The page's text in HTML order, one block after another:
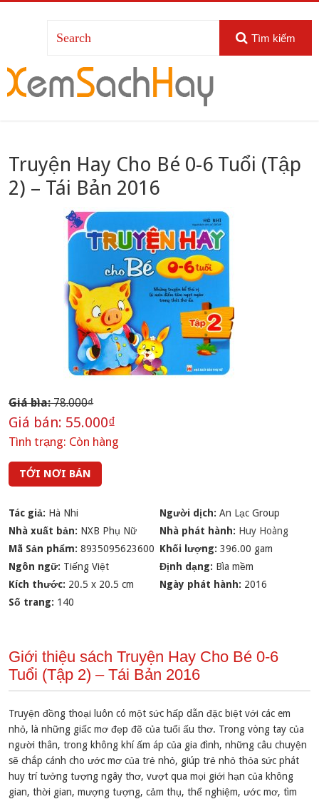
Tìm kiếm
Truyện Hay Cho Bé 0-6 Tuổi (Tập
2) – Tái Bản 2016
Giá bìa:78.000₫
Giá bán: 55.000₫
Tình trạng: Còn hàng
TỚI NƠI BÁN
Tác giả: Hà Nhi Người dịch: An Lạc Group
Nhà xuất bản: NXB Phụ Nữ Nhà phát hành: Huy Hoàng
Mã Sản phẩm:8935095623600 Khối lượng: 396.00 gam
Ngôn ngữ: Tiếng Việt Định dạng: Bìa mềm
Kích thước: 20.5 x 20.5 cm Ngày phát hành: 2016
Số trang: 140
Giới thiệu sách Truyện Hay Cho Bé 0-6
Tuổi (Tập 2) – Tái Bản 2016
Truyện đồng thoại luôn có một sức hấp dẫn đặc biệt với các em
nhỏ, là những giấc mơ đẹp đẽ của tuổi ấu thơ. Trong vòng tay của
người thân, trong không khí ấm áp của gia đình, những câu chuyện
sẽ chắp cánh cho ước mơ của trẻ nhỏ, giúp trẻ nhỏ thỏa sức phát
huy trí tưởng tượng ngây thơ, vượt qua mọi giới hạn của không
gian, thời gian, mượng tượng, cảm thụ, thể nghiệm, ước mơ, tìm